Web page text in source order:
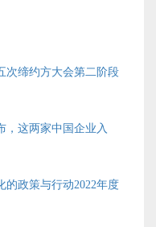
次缔约方大会第二阶段
，这两家中国企业入
的政策与行动2022年度